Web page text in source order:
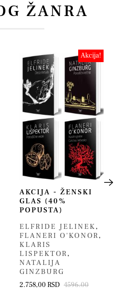
ŽANRA
Akcija!
AKCIJA - ŽENSKI
GLAS (40%
POPUSTA)
ELFRIDE JELINEK,
FLANERI O'KONOR,
KLARIS
LISPEKTOR,
NATALIJA
GINZBURG
2.758,00 RSD 4596.00